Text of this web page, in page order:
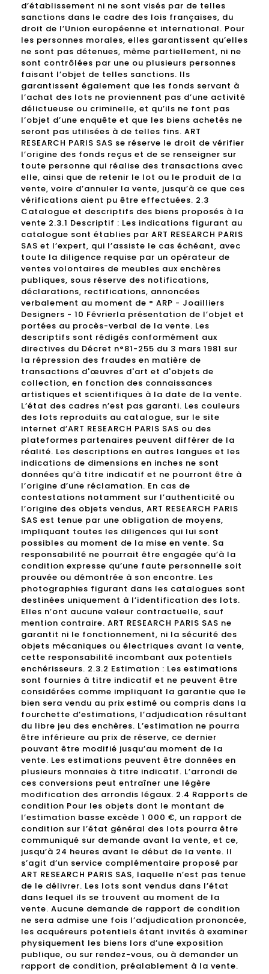
d’établissement ni ne sont visés par de telles
sanctions dans le cadre des lois françaises, du
droit de l’Union européenne et international. Pour
les personnes morales, elles garantissent qu’elles
ne sont pas détenues, même partiellement, ni ne
sont contrôlées par une ou plusieurs personnes
faisant l’objet de telles sanctions. Ils
garantissent également que les fonds servant à
l’achat des lots ne proviennent pas d’une activité
délictueuse ou criminelle, et qu’ils ne font pas
l’objet d’une enquête et que les biens achetés ne
seront pas utilisées à de telles fins. ART
RESEARCH PARIS SAS se réserve le droit de vérifier
l’origine des fonds reçus et de se renseigner sur
toute personne qui réalise des transactions avec
elle, ainsi que de retenir le lot ou le produit de la
vente, voire d’annuler la vente, jusqu’à ce que ces
vérifications aient pu être effectuées. 2.3
Catalogue et descriptifs des biens proposés à la
vente 2.3.1 Descriptif : Les indications figurant au
catalogue sont établies par ART RESEARCH PARIS
SAS et l’expert, qui l’assiste le cas échéant, avec
toute la diligence requise par un opérateur de
ventes volontaires de meubles aux enchères
publiques, sous réserve des notifications,
déclarations, rectifications, annoncées
verbalement au moment de ° ARP - Joailliers
Designers - 10 Févrierla présentation de l’objet et
portées au procès-verbal de la vente. Les
descriptifs sont rédigés conformément aux
directives du Décret n°81-255 du 3 mars 1981 sur
la répression des fraudes en matière de
transactions d'œuvres d'art et d'objets de
collection, en fonction des connaissances
artistiques et scientifiques à la date de la vente.
L’état des cadres n’est pas garanti. Les couleurs
des lots reproduits au catalogue, sur le site
internet d’ART RESEARCH PARIS SAS ou des
plateformes partenaires peuvent différer de la
réalité. Les descriptions en autres langues et les
indications de dimensions en inches ne sont
données qu’à titre indicatif et ne pourront être à
l’origine d’une réclamation. En cas de
contestations notamment sur l’authenticité ou
l’origine des objets vendus, ART RESEARCH PARIS
SAS est tenue par une obligation de moyens,
impliquant toutes les diligences qui lui sont
possibles au moment de la mise en vente. Sa
responsabilité ne pourrait être engagée qu’à la
condition expresse qu’une faute personnelle soit
prouvée ou démontrée à son encontre. Les
photographies figurant dans les catalogues sont
destinées uniquement à l’identification des lots.
Elles n’ont aucune valeur contractuelle, sauf
mention contraire. ART RESEARCH PARIS SAS ne
garantit ni le fonctionnement, ni la sécurité des
objets mécaniques ou électriques avant la vente,
cette responsabilité incombant aux potentiels
enchérisseurs. 2.3.2 Estimation : Les estimations
sont fournies à titre indicatif et ne peuvent être
considérées comme impliquant la garantie que le
bien sera vendu au prix estimé ou compris dans la
fourchette d’estimations, l’adjudication résultant
du libre jeu des enchères. L’estimation ne pourra
être inférieure au prix de réserve, ce dernier
pouvant être modifié jusqu’au moment de la
vente. Les estimations peuvent être données en
plusieurs monnaies à titre indicatif. L’arrondi de
ces conversions peut entraîner une légère
modification des arrondis légaux. 2.4 Rapports de
condition Pour les objets dont le montant de
l’estimation basse excède 1 000 €, un rapport de
condition sur l’état général des lots pourra être
communiqué sur demande avant la vente, et ce,
jusqu’à 24 heures avant le début de la vente. Il
s’agit d’un service complémentaire proposé par
ART RESEARCH PARIS SAS, laquelle n’est pas tenue
de le délivrer. Les lots sont vendus dans l’état
dans lequel ils se trouvent au moment de la
vente. Aucune demande de rapport de condition
ne sera admise une fois l’adjudication prononcée,
les acquéreurs potentiels étant invités à examiner
physiquement les biens lors d’une exposition
publique, ou sur rendez-vous, ou à demander un
rapport de condition, préalablement à la vente.